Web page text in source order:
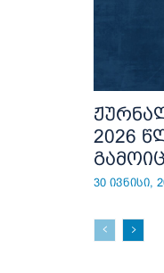
2026
30 ივნისი,